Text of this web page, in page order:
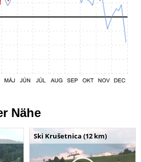
Nähe
Ski Krušetnica (12 km)